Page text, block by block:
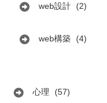
web設計 (2)
web構築 (4)
心理 (57)